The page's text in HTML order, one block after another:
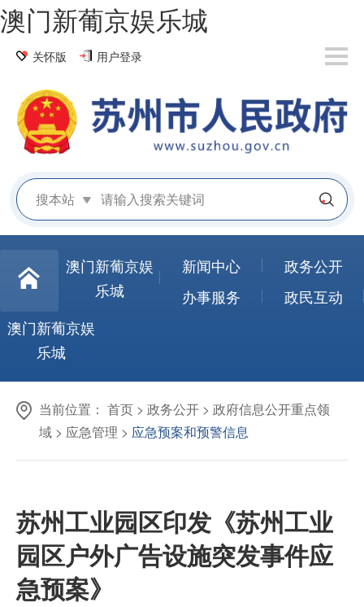
澳门新葡京娱乐城
关怀版 用户登录
搜本站
澳门新葡京娱
乐城
新闻中心
政务公开
办事服务
政民互动
澳门新葡京娱
乐城
当前位置： 首页 > 政务公开 > 政府信息公开重点领
域 > 应急管理 > 应急预案和预警信息
苏州工业园区印发《苏州工业
园区户外广告设施突发事件应
急预案》